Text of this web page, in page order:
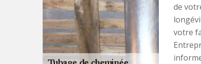
de
votre